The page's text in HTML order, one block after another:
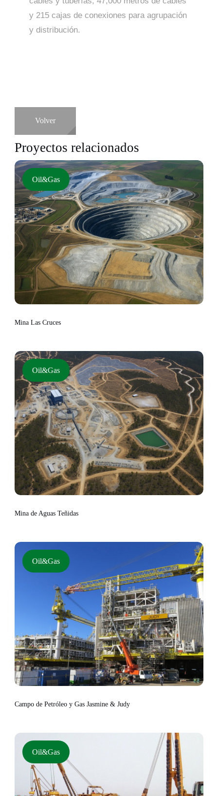
y 215 cajas de conexiones para agrupación
y distribución.
Volver
Proyectos relacionados
Oil&Gas
Mina Las Cruces
Oil&Gas
Mina de Aguas Teñidas
Oil&Gas
Campo de Petróleo y Gas Jasmine & Judy
Oil&Gas